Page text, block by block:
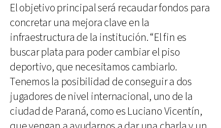
El objetivo principal será recaudar fondos para
concretar una mejora clave en la
infraestructura de la institución. “El fin es
buscar plata para poder cambiar el piso
deportivo, que necesitamos cambiarlo.
Tenemos la posibilidad de conseguir a dos
jugadores de nivel internacional, uno de la
ciudad de Paraná, como es Luciano Vicentín,